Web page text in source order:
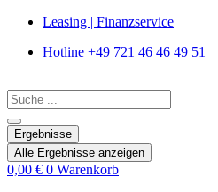
Leasing | Finanzservice
Hotline +49 721 46 46 49 51
Search
...
Ergebnisse
Alle Ergebnisse anzeigen
0,00 € 0 Warenkorb